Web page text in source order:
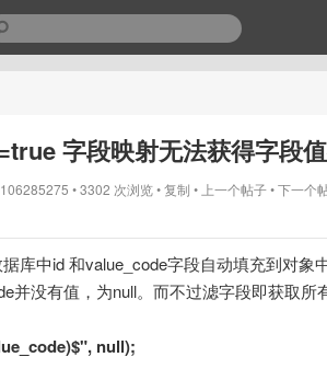
字段映射无法获得字段
3302 次浏览 复制 上一个帖子
下一个
库中id 和value_code字段自动填充到对
并没有值，为null。而不过滤字段即获取
null);